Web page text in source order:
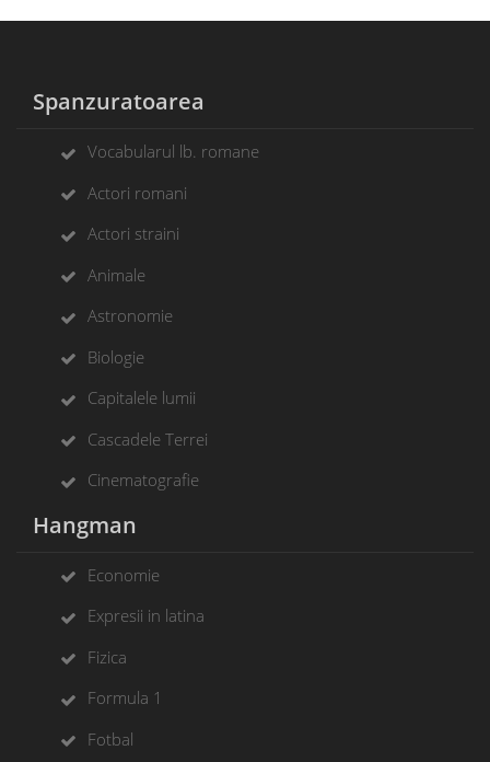
Spanzuratoarea
Vocabularul lb. romane
Actori romani
Actori straini
Animale
Astronomie
Biologie
Capitalele lumii
Cascadele Terrei
Cinematografie
Hangman
Economie
Expresii in latina
Fizica
Formula 1
Fotbal